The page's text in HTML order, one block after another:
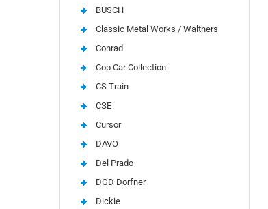
BUSCH
Classic Metal Works / Walthers
Conrad
Cop Car Collection
CS Train
CSE
Cursor
DAVO
Del Prado
DGD Dorfner
Dickie